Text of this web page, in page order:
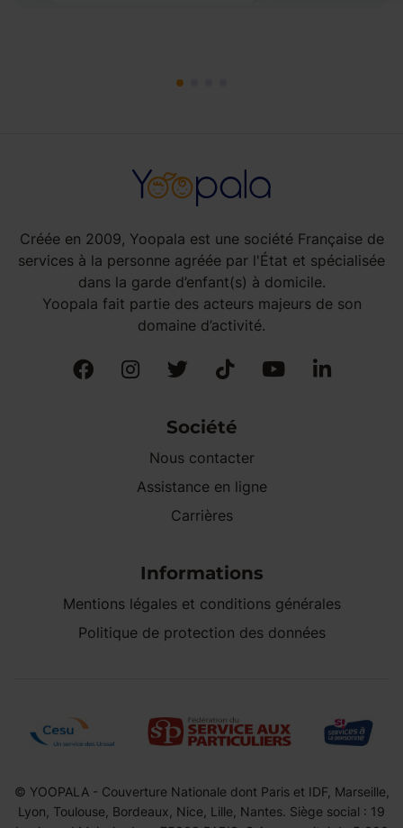
Créée en 2009, Yoopala est une société Française de
services à la personne agréée par l'État et spécialisée
dans la garde d’enfant(s) à domicile.
Yoopala fait partie des acteurs majeurs de son
domaine d’activité.
Société
Nous contacter
Assistance en ligne
Carrières
Informations
Mentions légales et conditions générales
Politique de protection des données
© YOOPALA - Couverture Nationale dont Paris et IDF, Marseille,
Lyon, Toulouse, Bordeaux, Nice, Lille, Nantes. Siège social : 19